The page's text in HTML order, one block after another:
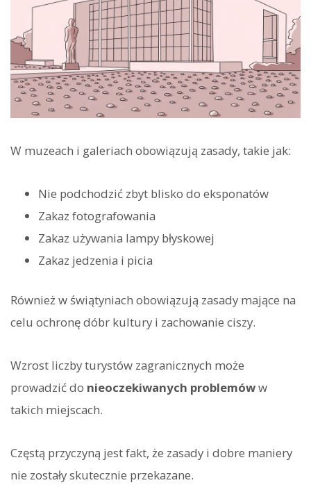
W muzeach i galeriach obowiązują zasady, takie jak:
Nie podchodzić zbyt blisko do eksponatów
Zakaz fotografowania
Zakaz używania lampy błyskowej
Zakaz jedzenia i picia
Również w świątyniach obowiązują zasady mające na
celu ochronę dóbr kultury i zachowanie ciszy.
Wzrost liczby turystów zagranicznych może
prowadzić do nieoczekiwanych problemóww
takich miejscach.
Częstą przyczyną jest fakt, że zasady i dobre maniery
nie zostały skutecznie przekazane.